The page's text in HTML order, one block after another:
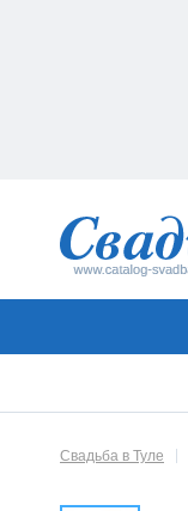
Свадьба в Туле